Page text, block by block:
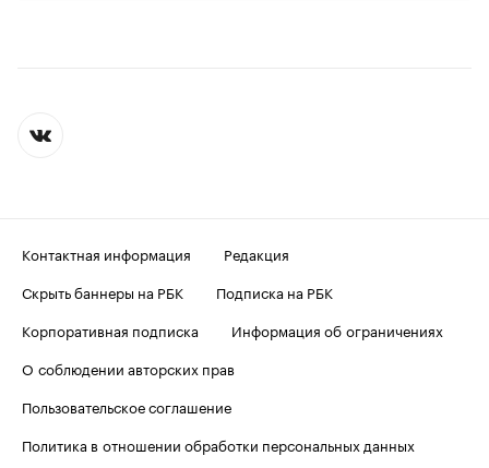
Контактная информация
Редакция
Скрыть баннеры на РБК
Подписка на РБК
Корпоративная подписка
Информация об ограничениях
О соблюдении авторских прав
Пользовательское соглашение
Политика в отношении обработки персональных данных